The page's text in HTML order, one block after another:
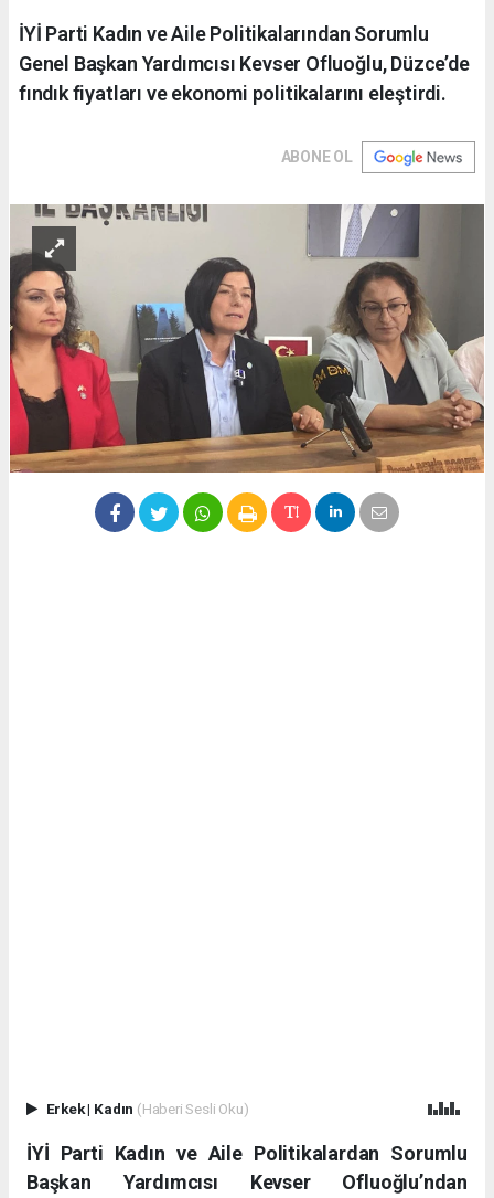
İYİ Parti Kadın ve Aile Politikalarından Sorumlu
Genel Başkan Yardımcısı Kevser Ofluoğlu, Düzce’de
fındık fiyatları ve ekonomi politikalarını eleştirdi.
ABONE OL
Erkek| Kadın (Haberi Sesli Oku)
İYİ Parti Kadın ve Aile Politikalardan Sorumlu
Başkan Yardımcısı Kevser Ofluoğlu’ndan